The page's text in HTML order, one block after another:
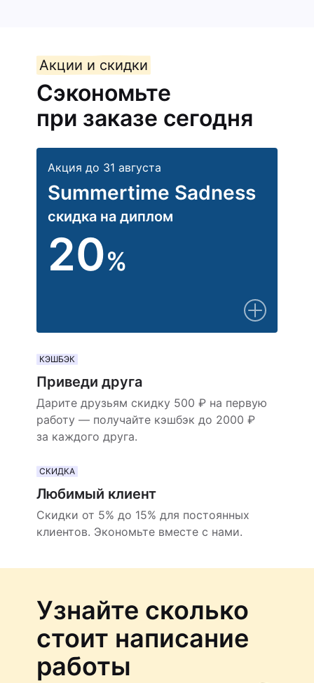
Акции и скидки
Сэкономьте
при заказе сегодня
Акция до 31 августа
Summertime Sadness
скидка на диплом
20%
КЭШБЭК
Приведи друга
Дарите друзьям скидку 500 ₽ на первую
работу — получайте кэшбэк до 2000 ₽
за каждого друга.
СКИДКА
Любимый клиент
Скидки от 5% до 15% для постоянных
клиентов. Экономьте вместе с нами.
Узнайте сколько
стоит написание
работы